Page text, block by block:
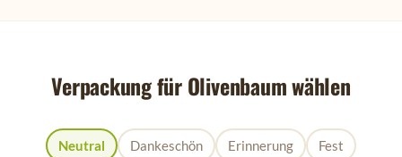
Verpackung für Olivenbaum wählen
Neutral Dankeschön Erinnerung Fest